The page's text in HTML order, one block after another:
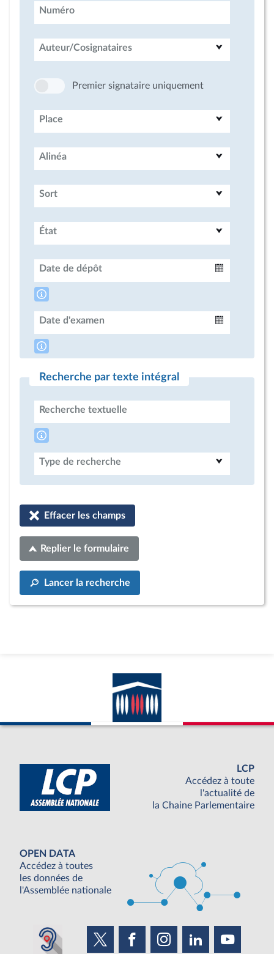
Numéro
Auteur/Cosignataires
Premier signataire uniquement
Place
Alinéa
Sort
État
Date de dépôt
Date d'examen
Recherche par texte intégral
Recherche textuelle
Type de recherche
Effacer les champs
Replier le formulaire
Lancer la recherche
LCP
Accédez à toute
l'actualité de
la Chaine Parlementaire
OPEN DATA
Accédez à toutes
les données de
l'Assemblée nationale